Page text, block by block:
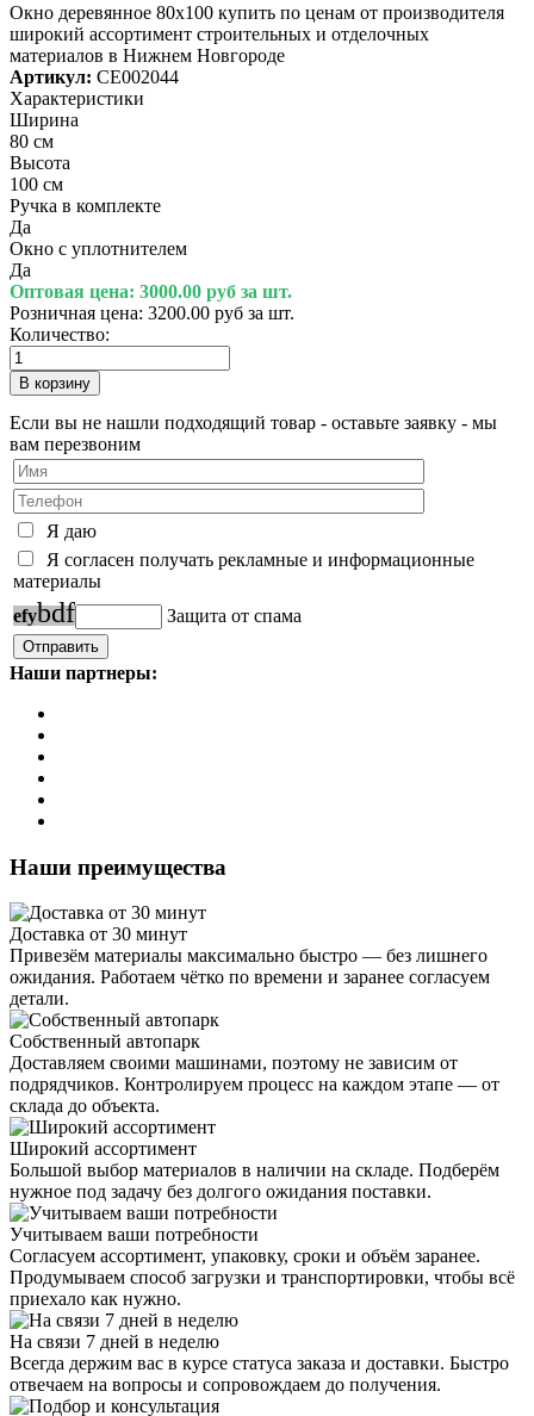
Окно деревянное 80х100 купить по ценам от производителя
широкий ассортимент строительных и отделочных
материалов в Нижнем Новгороде
Артикул: СЕ002044
Характеристики
Ширина
80 см
Высота
100 см
Ручка в комплекте
Да
Окно с уплотнителем
Да
Оптовая цена: 3000.00 руб за шт.
Розничная цена: 3200.00 руб за шт.
Количество:
Если вы не нашли подходящий товар - оставьте заявку - мы
вам перезвоним
Я даю
Я согласен получать рекламные и информационные
материалы
efybdf Защита от спама
Наши партнеры:
Наши преимущества
Доставка от 30 минут
Привезём материалы максимально быстро — без лишнего
ожидания. Работаем чётко по времени и заранее согласуем
детали.
Собственный автопарк
Доставляем своими машинами, поэтому не зависим от
подрядчиков. Контролируем процесс на каждом этапе — от
склада до объекта.
Широкий ассортимент
Большой выбор материалов в наличии на складе. Подберём
нужное под задачу без долгого ожидания поставки.
Учитываем ваши потребности
Согласуем ассортимент, упаковку, сроки и объём заранее.
Продумываем способ загрузки и транспортировки, чтобы всё
приехало как нужно.
На связи 7 дней в неделю
Всегда держим вас в курсе статуса заказа и доставки. Быстро
отвечаем на вопросы и сопровождаем до получения.